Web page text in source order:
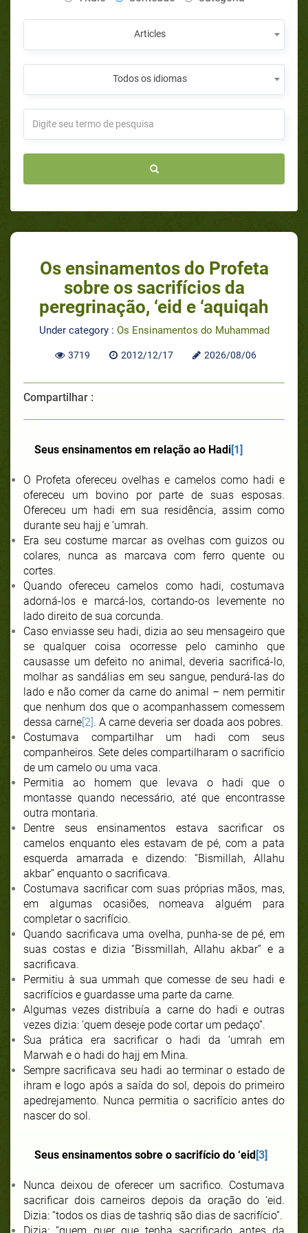
Articles
Todos os idiomas
Os ensinamentos do Profeta
sobre os sacrifícios da
peregrinação, ‘eid e ‘aquiqah
Under category : Os Ensinamentos do Muhammad
3719 2012/12/17 2026/08/06
Compartilhar :
Seus ensinamentos em relação ao Hadi[1]
O Profeta ofereceu ovelhas e camelos como hadi e
ofereceu um bovino por parte de suas esposas.
Ofereceu um hadi em sua residência, assim como
durante seu hajj e ‘umrah.
Era seu costume marcar as ovelhas com guizos ou
colares, nunca as marcava com ferro quente ou
cortes.
Quando ofereceu camelos como hadi, costumava
adorná-los e marcá-los, cortando-os levemente no
lado direito de sua corcunda.
Caso enviasse seu hadi, dizia ao seu mensageiro que
se qualquer coisa ocorresse pelo caminho que
causasse um defeito no animal, deveria sacrificá-lo,
molhar as sandálias em seu sangue, pendurá-las do
lado e não comer da carne do animal – nem permitir
que nenhum dos que o acompanhassem comessem
dessa carne[2]. A carne deveria ser doada aos pobres.
Costumava compartilhar um hadi com seus
companheiros. Sete deles compartilharam o sacrifício
de um camelo ou uma vaca.
Permitia ao homem que levava o hadi que o
montasse quando necessário, até que encontrasse
outra montaria.
Dentre seus ensinamentos estava sacrificar os
camelos enquanto eles estavam de pé, com a pata
esquerda amarrada e dizendo: “Bismillah, Allahu
akbar” enquanto o sacrificava.
Costumava sacrificar com suas próprias mãos, mas,
em algumas ocasiões, nomeava alguém para
completar o sacrifício.
Quando sacrificava uma ovelha, punha-se de pé, em
suas costas e dizia “Bissmillah, Allahu akbar” e a
sacrificava.
Permitiu à sua ummah que comesse de seu hadi e
sacrifícios e guardasse uma parte da carne.
Algumas vezes distribuía a carne do hadi e outras
vezes dizia: ‘quem deseje pode cortar um pedaço”.
Sua prática era sacrificar o hadi da ‘umrah em
Marwah e o hadi do hajj em Mina.
Sempre sacrificava seu hadi ao terminar o estado de
ihram e logo após a saída do sol, depois do primeiro
apedrejamento. Nunca permitia o sacrifício antes do
nascer do sol.
Seus ensinamentos sobre o sacrifício do ‘eid[3]
Nunca deixou de oferecer um sacrifico. Costumava
sacrificar dois carneiros depois da oração do ‘eid.
Dizia: “todos os dias de tashriq são dias de sacrifício”.
Dizia: “quem quer que tenha sacrificado antes da